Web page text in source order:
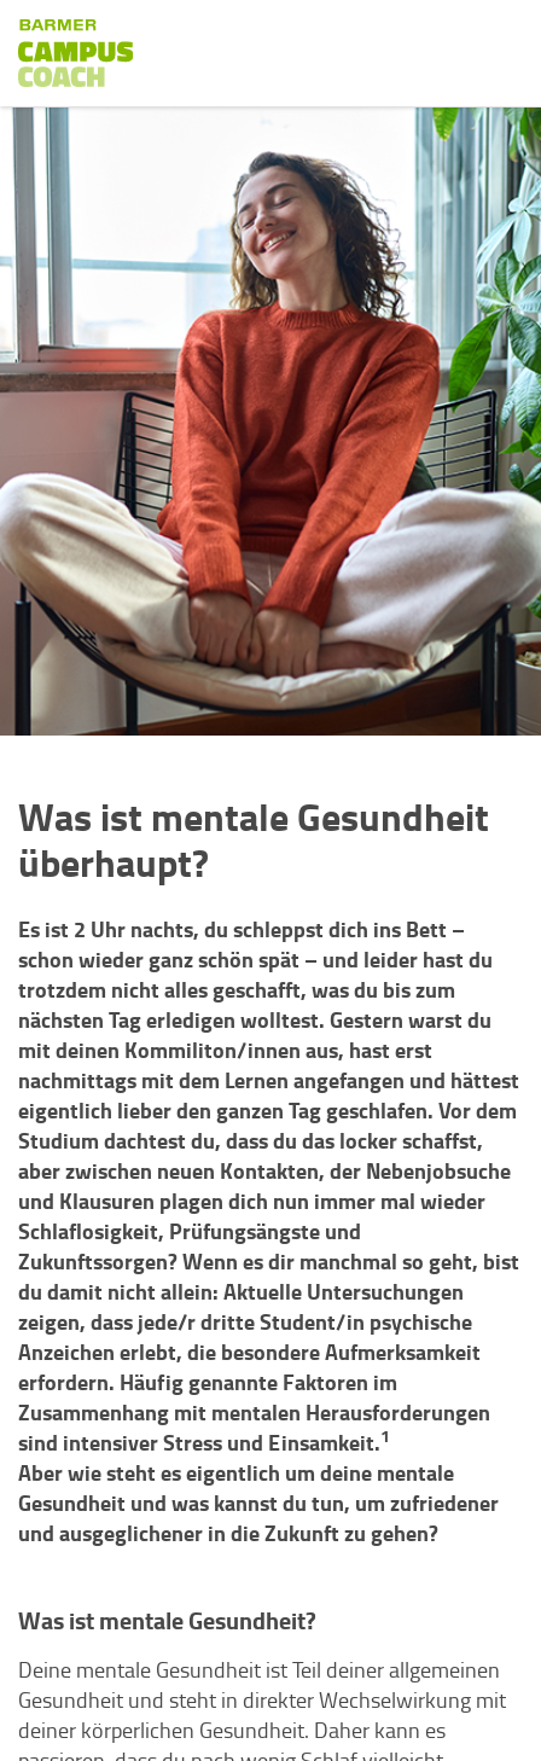
Was ist mentale Gesundheit
überhaupt?
Es ist 2 Uhr nachts, du schleppst dich ins Bett –
schon wieder ganz schön spät – und leider hast du
trotzdem nicht alles geschafft, was du bis zum
nächsten Tag erledigen wolltest. Gestern warst du
mit deinen Kommiliton/innen aus, hast erst
nachmittags mit dem Lernen angefangen und hättest
eigentlich lieber den ganzen Tag geschlafen. Vor dem
Studium dachtest du, dass du das locker schaffst,
aber zwischen neuen Kontakten, der Nebenjobsuche
und Klausuren plagen dich nun immer mal wieder
Schlaflosigkeit, Prüfungsängste und
Zukunftssorgen? Wenn es dir manchmal so geht, bist
du damit nicht allein: Aktuelle Untersuchungen
zeigen, dass jede/r dritte Student/in psychische
Anzeichen erlebt, die besondere Aufmerksamkeit
erfordern. Häufig genannte Faktoren im
Zusammenhang mit mentalen Herausforderungen
sind intensiver Stress und Einsamkeit.1
Aber wie steht es eigentlich um deine mentale
Gesundheit und was kannst du tun, um zufriedener
und ausgeglichener in die Zukunft zu gehen?
Was ist mentale Gesundheit?
Deine mentale Gesundheit ist Teil deiner allgemeinen
Gesundheit und steht in direkter Wechselwirkung mit
deiner körperlichen Gesundheit. Daher kann es